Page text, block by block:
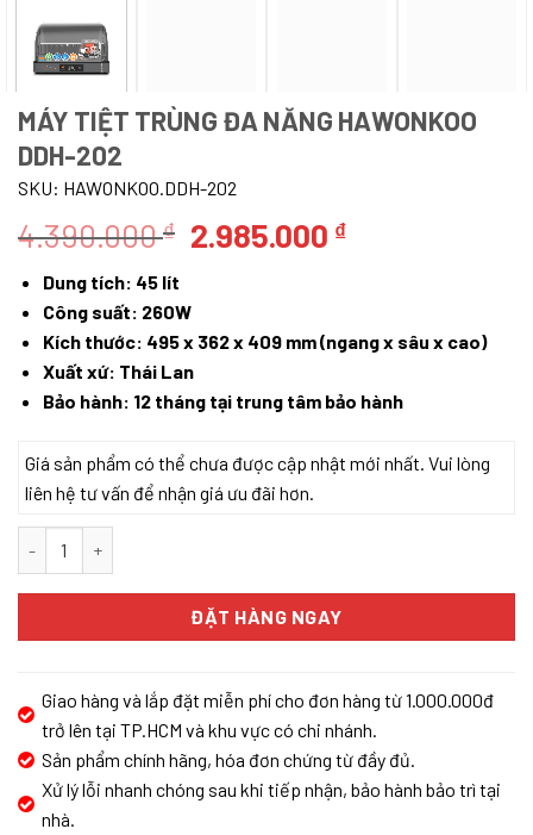
MÁY TIỆT TRÙNG ĐA NĂNG HAWONKOO
DDH-202
SKU: HAWONKOO.DDH-202
4.390.000₫ Giá
là:
4.390.000 ₫.
2.985.000 ₫Giá
là:
2.985.000 ₫.
Dung tích: 45 lít
Công suất: 260W
Kích thước: 495 x 362 x 409 mm (ngang x sâu x cao)
Xuất xứ: Thái Lan
Bảo hành: 12 tháng tại trung tâm bảo hành
Giá sản phẩm có thể chưa được cập nhật mới nhất. Vui lòng
liên hệ tư vấn để nhận giá ưu đãi hơn.
ĐẶT HÀNG NGAY
Giao hàng và lắp đặt miễn phí cho đơn hàng từ 1.000.000đ
trở lên tại TP.HCM và khu vực có chi nhánh.
Sản phẩm chính hãng, hóa đơn chứng từ đầy đủ.
Xử lý lỗi nhanh chóng sau khi tiếp nhận, bảo hành bảo trì tại
nhà.